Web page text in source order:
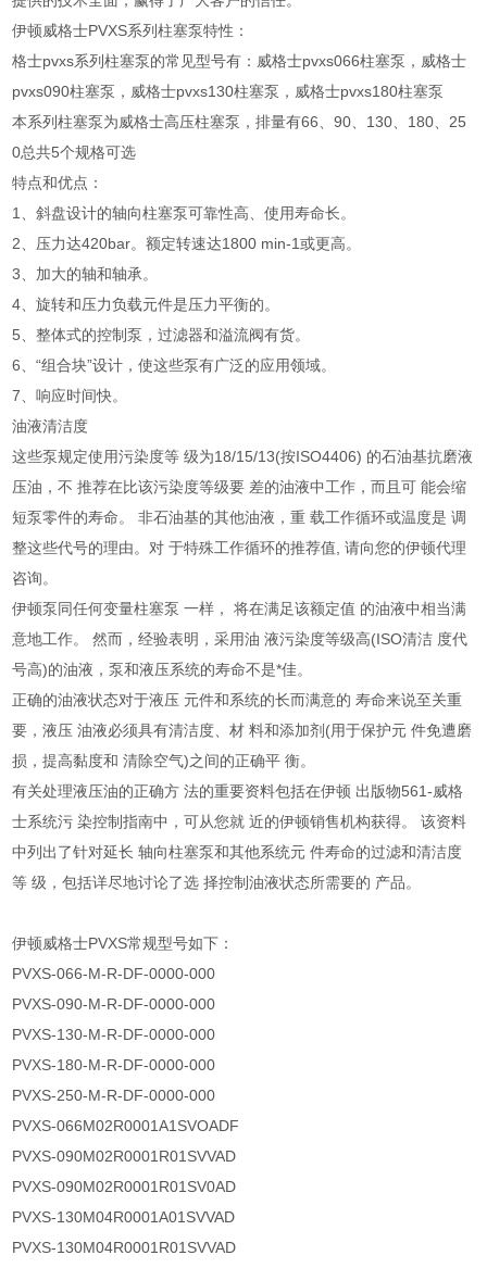
伊顿威格士PVXS系列柱塞泵特性：
格士pvxs系列柱塞泵的常见型号有：威格士pvxs066柱塞泵，威格士
pvxs090柱塞泵，威格士pvxs130柱塞泵，威格士pvxs180柱塞泵
本系列柱塞泵为威格士高压柱塞泵，排量有66、90、130、180、25
0总共5个规格可选
特点和优点：
1、斜盘设计的轴向柱塞泵可靠性高、使用寿命长。
2、压力达420bar。额定转速达1800 min-1或更高。
3、加大的轴和轴承。
4、旋转和压力负载元件是压力平衡的。
5、整体式的控制泵，过滤器和溢流阀有货。
6、“组合块”设计，使这些泵有广泛的应用领域。
7、响应时间快。
油液清洁度
这些泵规定使用污染度等 级为18/15/13(按ISO4406) 的石油基抗磨液
压油，不 推荐在比该污染度等级要 差的油液中工作，而且可 能会缩
短泵零件的寿命。 非石油基的其他油液，重 载工作循环或温度是 调
整这些代号的理由。对 于特殊工作循环的推荐值, 请向您的伊顿代理
咨询。
伊顿泵同任何变量柱塞泵 一样， 将在满足该额定值 的油液中相当满
意地工作。 然而，经验表明，采用油 液污染度等级高(ISO清洁 度代
号高)的油液，泵和液压系统的寿命不是*佳。
正确的油液状态对于液压 元件和系统的长而满意的 寿命来说至关重
要，液压 油液必须具有清洁度、材 料和添加剂(用于保护元 件免遭磨
损，提高黏度和 清除空气)之间的正确平 衡。
有关处理液压油的正确方 法的重要资料包括在伊顿 出版物561-威格
士系统污 染控制指南中，可从您就 近的伊顿销售机构获得。 该资料
中列出了针对延长 轴向柱塞泵和其他系统元 件寿命的过滤和清洁度
等 级，包括详尽地讨论了选 择控制油液状态所需要的 产品。
伊顿威格士PVXS常规型号如下：
PVXS-066-M-R-DF-0000-000
PVXS-090-M-R-DF-0000-000
PVXS-130-M-R-DF-0000-000
PVXS-180-M-R-DF-0000-000
PVXS-250-M-R-DF-0000-000
PVXS-066M02R0001A1SVOADF
PVXS-090M02R0001R01SVVAD
PVXS-090M02R0001R01SV0AD
PVXS-130M04R0001A01SVVAD
PVXS-130M04R0001R01SVVAD